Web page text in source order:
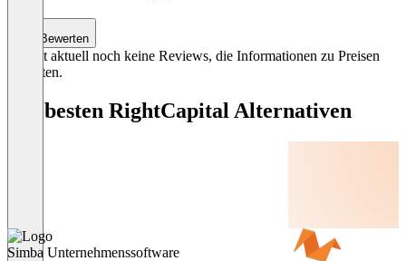
Bewerten
Es gibt aktuell noch keine Reviews, die Informationen zu Preisen
enthalten.
Die besten RightCapital Alternativen
Simba Unternehmenssoftware